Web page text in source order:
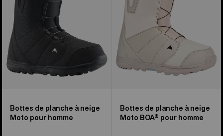
neige
Moto
pour
homme
Bottes de planche à neige
Moto pour homme
neige
Moto
BOA®
pour
homme
Bottes de planche à neige
Moto BOA® pour homme